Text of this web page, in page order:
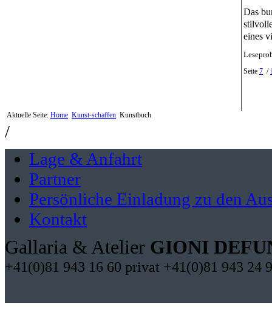
Das
eines
Seite 7 /
Aktuelle Seite: Home Kunst-schaffen Kunstbuch
/
Lage & Anfahrt
Partner
Persönliche Einladung zu den
Kontakt
Gallaria & Atelier GIONI
+41(0)81 943 16 60 privat +41(0)81 943 24